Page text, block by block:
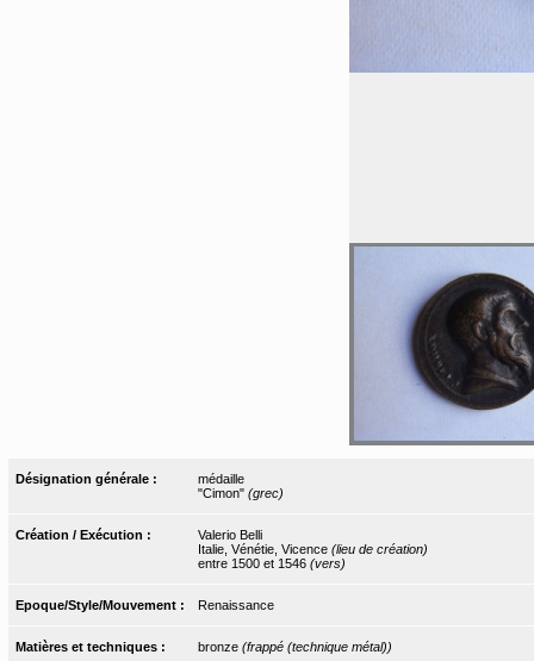
Désignation générale :
médaille
"Cimon" (grec)
Création / Exécution :
Valerio Belli
Italie, Vénétie, Vicence (lieu de création)
entre 1500 et 1546 (vers)
Epoque/Style/Mouvement : Renaissance
Matières et techniques : bronze (frappé (technique métal))